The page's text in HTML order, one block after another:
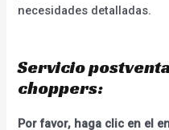
necesidades detalladas.
Servicio
choppers:
Por favor, haga clic en el